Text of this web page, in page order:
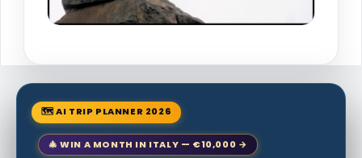
🗺 AI TRIP PLANNER 2026
🎄 WIN A MONTH IN ITALY — €10,000 →